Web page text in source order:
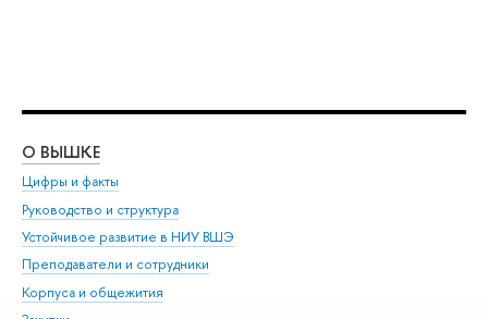
О ВЫШКЕ
Цифры и факты
Руководство и структура
Устойчивое развитие в НИУ ВШЭ
Преподаватели и сотрудники
Корпуса и общежития